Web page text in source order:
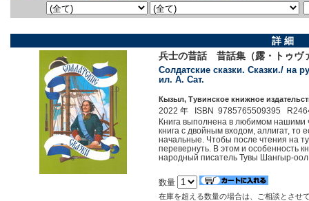
詳 細
兵士の昔話 昔話集（露・トゥヴ
Солдатские сказки. Сказки./ на
ил. А. Сат.
Кызыл, Тувинское книжное
2022 年 ISBN 9785765509395
Книга выполнена в любимом нашими
книга с двойным входом, аллигат, то
начальные. Чтобы после чтения на
перевернуть. В этом и особенность
народный писатель Тувы Шангыр-
数量
在庫を超える数量の場合は、ご相談とさせ